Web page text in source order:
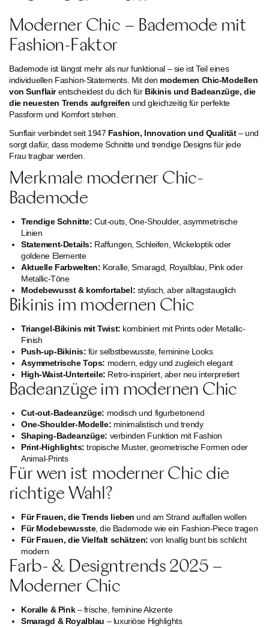
Moderner Chic – Bademode mit
Fashion-Faktor
Bademode ist längst mehr als nur funktional – sie ist Teil eines
individuellen Fashion-Statements. Mit den modernen Chic-Modellen
von Sunflairentscheidest du dich für Bikinis und Badeanzüge, die
die neuesten Trends aufgreifen und gleichzeitig für perfekte
Passform und Komfort stehen.
Sunflair verbindet seit 1947 Fashion, Innovation und Qualität– und
sorgt dafür, dass moderne Schnitte und trendige Designs für jede
Frau tragbar werden.
Merkmale moderner Chic-
Bademode
Trendige Schnitte: Cut-outs, One-Shoulder, asymmetrische
Linien
Statement-Details: Raffungen, Schleifen, Wickeloptik oder
goldene Elemente
Aktuelle Farbwelten: Koralle, Smaragd, Royalblau, Pink oder
Metallic-Töne
Modebewusst & komfortabel: stylisch, aber alltagstauglich
Bikinis im modernen Chic
Triangel-Bikinis mit Twist: kombiniert mit Prints oder Metallic-
Finish
Push-up-Bikinis: für selbstbewusste, feminine Looks
Asymmetrische Tops: modern, edgy und zugleich elegant
High-Waist-Unterteile: Retro-inspiriert, aber neu interpretiert
Badeanzüge im modernen Chic
Cut-out-Badeanzüge: modisch und figurbetonend
One-Shoulder-Modelle: minimalistisch und trendy
Shaping-Badeanzüge: verbinden Funktion mit Fashion
Print-Highlights: tropische Muster, geometrische Formen oder
Animal-Prints
Für wen ist moderner Chic die
richtige Wahl?
Für Frauen, die Trends lieben und am Strand auffallen wollen
Für Modebewusste, die Bademode wie ein Fashion-Piece tragen
Für Frauen, die Vielfalt schätzen: von knallig bunt bis schlicht
modern
Farb- & Designtrends 2025 –
Moderner Chic
Koralle & Pink– frische, feminine Akzente
Smaragd & Royalblau – luxuriöse Highlights